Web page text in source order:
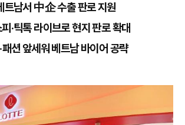
트남서 中企 수출 판로 지원
·틱톡 라이브로 현지 판로 확대
패션 앞세워 베트남 바이어 공략